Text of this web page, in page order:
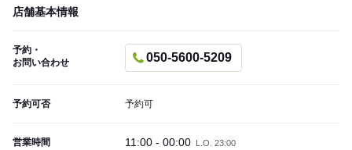
店舗基本情報
予約・
お問い合わせ
050-5600-5209
予約可否 予約可
営業時間 11:00 - 00:00 L.O. 23:00